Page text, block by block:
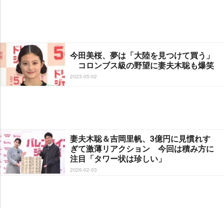
今田美桜、夢は「大陸を見つけて買う」
コロンブス級の野望に妻夫木聡も爆笑
2023-05-02
妻夫木聡＆吉岡里帆、3億円に見慣れす
ぎて激薄リアクション 今回は積み方に
注目「タワー状は珍しい」
2026-02-03